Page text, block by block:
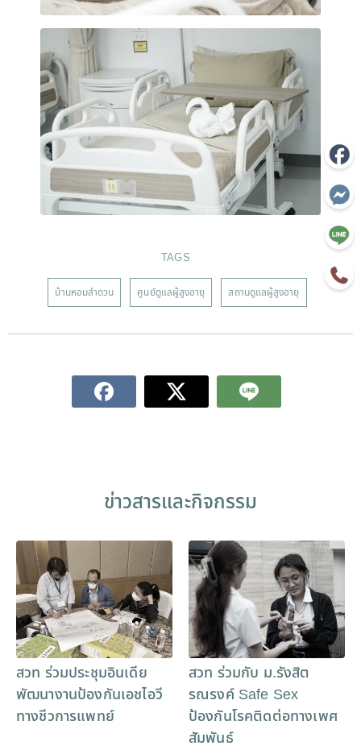
TAGS
บ้านหอมลำดวน ศูนย์ดูแลผู้สูงอายุ สถานดูแลผู้สูงอายุ
ข่าวสารและกิจกรรม
สวท ร่วมประชุมอินเดีย
พัฒนางานป้องกันเอชไอวี
ทางชีวการแพทย์
สวท ร่วมกับ ม.รังสิต
รณรงค์ Safe Sex
ป้องกันโรคติดต่อทางเพศ
สัมพันธ์